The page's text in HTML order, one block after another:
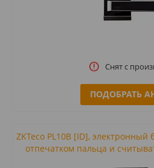
Снят с
ПОДОБРАТЬ
ZKTeco PL10B [ID], электронный
отпечатком пальца и